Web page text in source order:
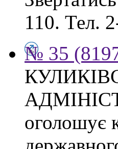
110. Тел.
№ 35
оголошує